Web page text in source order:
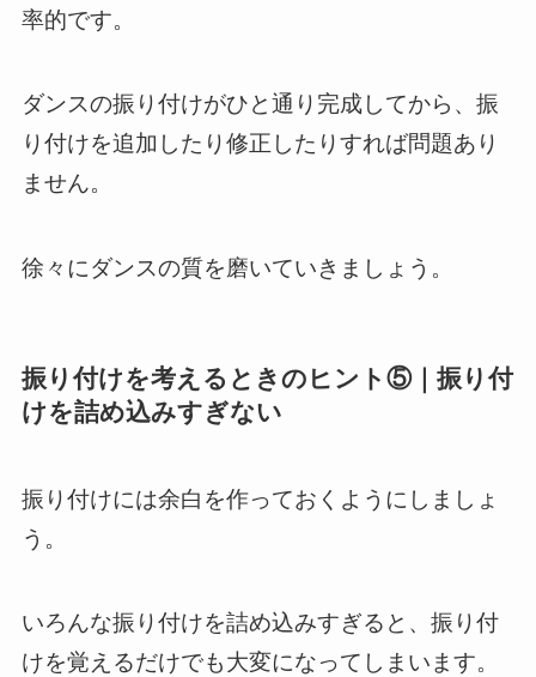
率的です。
ダンスの振り付けがひと通り完成してから、振
り付けを追加したり修正したりすれば問題あり
ません。
徐々にダンスの質を磨いていきましょう。
振り付けを考えるときのヒント⑤｜振り付
けを詰め込みすぎない
振り付けには余白を作っておくようにしましょ
う。
いろんな振り付けを詰め込みすぎると、振り付
けを覚えるだけでも大変になってしまいます。